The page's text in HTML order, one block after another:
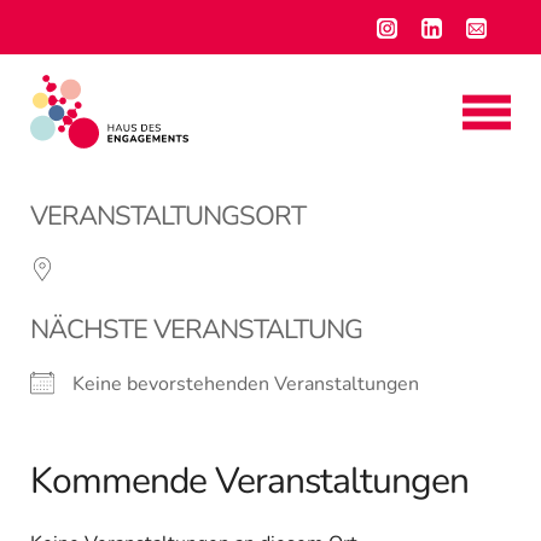
VERANSTALTUNGSORT
NÄCHSTE VERANSTALTUNG
Keine bevorstehenden Veranstaltungen
Kommende Veranstaltungen